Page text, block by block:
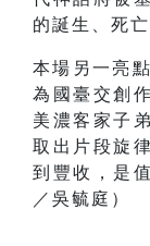
的誕生、死亡
本場另一亮
為國臺交創
美濃客家子
取出片段旋
到豐收，是
／吳毓庭）